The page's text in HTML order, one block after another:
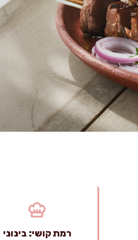
רמת קושי: בינוני